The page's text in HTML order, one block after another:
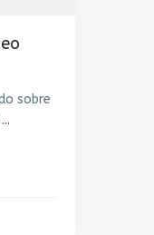
sobre
...